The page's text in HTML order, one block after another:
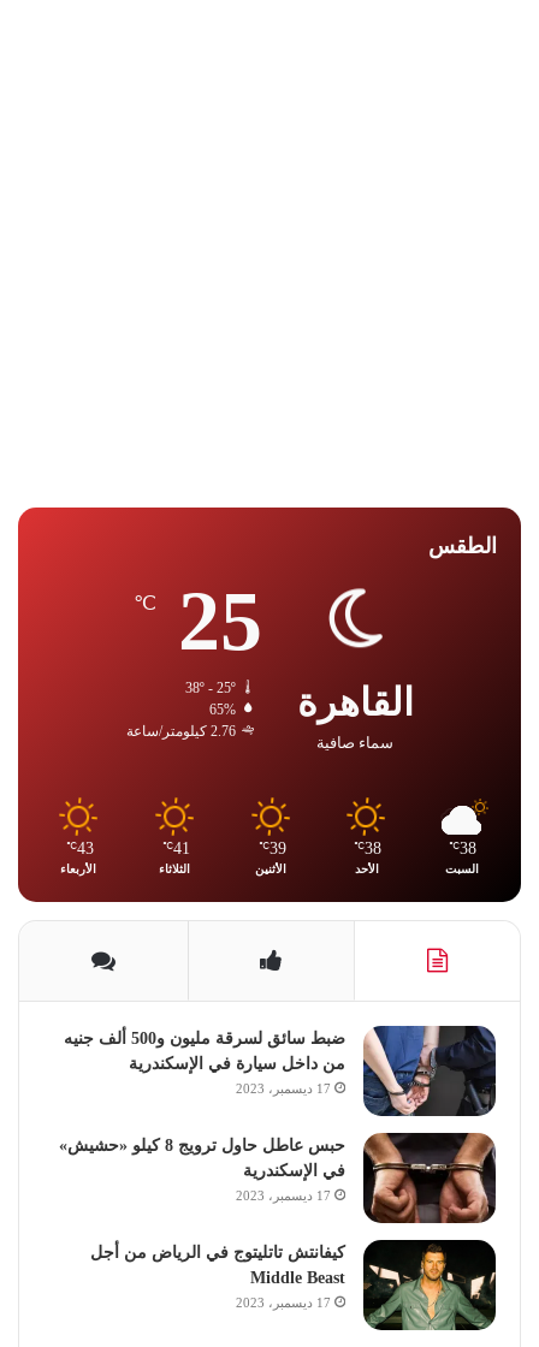
الطقس
القاهرة
سماء صافية
25
℃
38º - 25º
65%
2.76 كيلومتر/ساعة
38
℃
السبت
38
℃
الأحد
39
℃
الأثنين
41
℃
الثلاثاء
43
℃
الأربعاء
ضبط سائق لسرقة مليون و500 ألف جنيه
من داخل سيارة في الإسكندرية
17 ديسمبر، 2023
حبس عاطل حاول ترويج 8 كيلو «حشيش»
في الإسكندرية
17 ديسمبر، 2023
كيفانتش تاتليتوج في الرياض من أجل
Middle Beast
17 ديسمبر، 2023